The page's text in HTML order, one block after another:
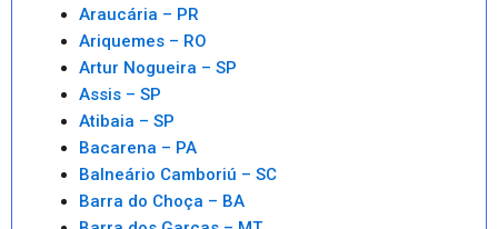
Araucária – PR
Ariquemes – RO
Artur Nogueira – SP
Assis – SP
Atibaia – SP
Bacarena – PA
Balneário Camboriú – SC
Barra do Choça – BA